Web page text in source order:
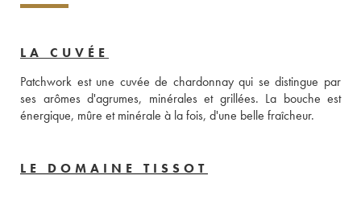
LA CUVÉE
Patchwork est une cuvée de chardonnay qui se distingue par
ses arômes d'agrumes, minérales et grillées. La bouche est
énergique, mûre et minérale à la fois, d'une belle fraîcheur.
LE DOMAINE TISSOT